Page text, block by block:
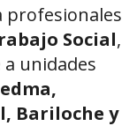
profesionales
Social,
unidades
Bariloche y